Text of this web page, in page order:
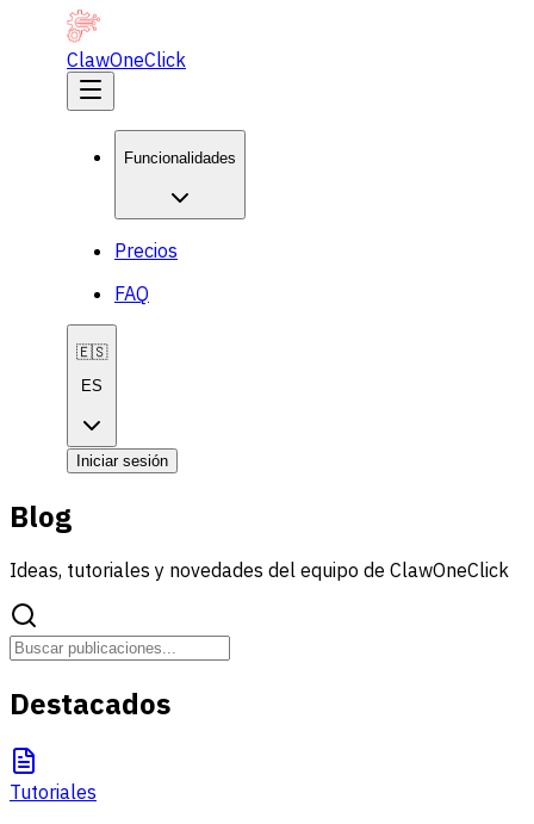
ClawOneClick
Funcionalidades
Precios
FAQ
🇪🇸
ES
Iniciar sesión
Blog
Ideas, tutoriales y novedades del equipo de ClawOneClick
Destacados
Tutoriales